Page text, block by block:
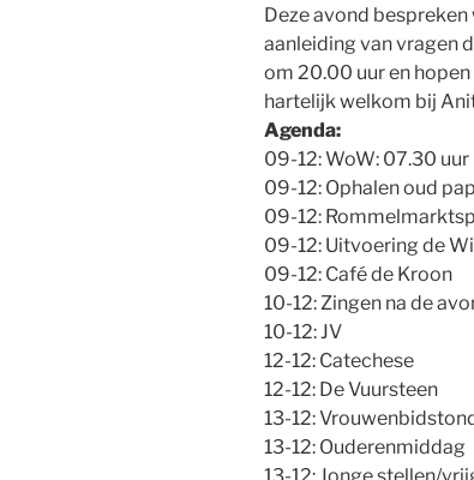
Deze avond
aanleiding van vragen
om 20.00 uur en
hartelijk welkom bij
Agenda:
09-12: WoW: 07.30
09-12: Ophalen oud
09-12:
09-12: Uitvoering de
09-12: Café de Kroon
10-12: Zingen na de
10-12: JV
12-12: Catechese
12-12: De Vuursteen
13-12:
13-12: Ouderenmiddag